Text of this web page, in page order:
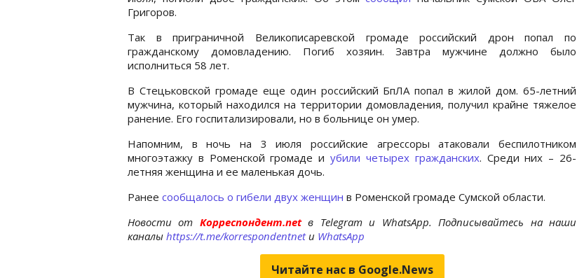
Григоров.
Так в приграничной Великописаревской громаде российский дрон попал по
гражданскому домовладению. Погиб хозяин. Завтра мужчине должно было
исполниться 58 лет.
В Стецьковской громаде еще один российский БпЛА попал в жилой дом. 65-летний
мужчина, который находился на территории домовладения, получил крайне тяжелое
ранение. Его госпитализировали, но в больнице он умер.
Напомним, в ночь на 3 июля российские агрессоры атаковали беспилотником
многоэтажку в Роменской громаде иубили четырех гражданских. Среди них – 26-
летняя женщина и ее маленькая дочь.
Ранее сообщалось о гибели двух женщин в Роменской громаде Сумской области.
Новости от Корреспондент.netв Telegram и WhatsApp. Подписывайтесь на наши
каналы https://t.me/korrespondentnetи WhatsApp
Читайте нас в Google.News